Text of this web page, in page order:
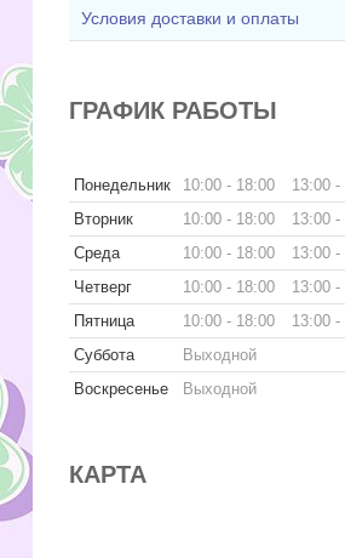
Условия доставки и оплаты
ГРАФИК РАБОТЫ
Понедельник 10:00 18:00 13:00
Вторник
10:00 18:00 13:00
Среда
10:00 18:00 13:00
Четверг
10:00 18:00 13:00
Пятница
10:00 18:00 13:00
Суббота
Выходной
Воскресенье
Выходной
КАРТА